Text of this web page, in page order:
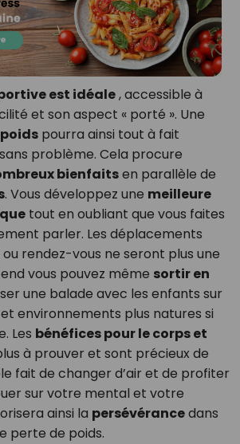
est idéale, accessible à
et son aspect « porté ». Une
pourra ainsi tout à fait
problème. Cela procure
bienfaitsen parallèle de
. Vous développez une meilleure
tout en oubliant que vous faites
parler. Les déplacements
rendez-vous ne seront plus une
vous pouvez même sortir en
une balade avec les enfants sur
environnements plus natures si
Les bénéfices pour le corps et
à prouver et sont précieux de
fait de changer d’air et de profiter
sur votre mental et votre
ainsi la persévérancedans
perte de poids.